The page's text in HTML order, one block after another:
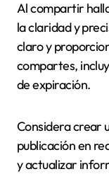
Al compartir
la claridad y
claro y
compartes,
de expiración.
Considera crear
publicación en
y actualizar